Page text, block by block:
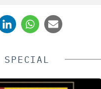
SPECIAL